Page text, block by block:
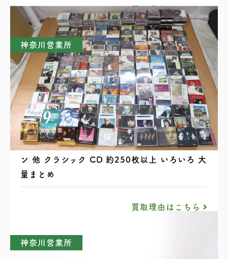
買取理由はこちら
神奈川営業所
ベートーベン ブラームス シューベルト ショパ
ン 他 クラシック CD 約250枚以上 いろいろ 大
量まとめ
買取理由はこちら
神奈川営業所